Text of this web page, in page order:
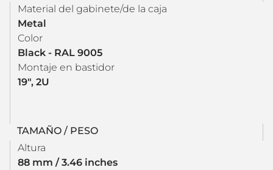
Material del gabinete/de la caja
Metal
Color
Black - RAL 9005
Montaje en bastidor
19", 2U
TAMAÑO / PESO
Altura
88 mm / 3.46 inches